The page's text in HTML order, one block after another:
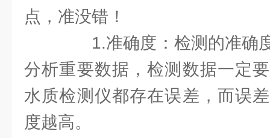
点，准没错！
1.准确度：检测的准确
分析重要数据，检测数据一定
水质检测仪都存在误差，而误
度越高。